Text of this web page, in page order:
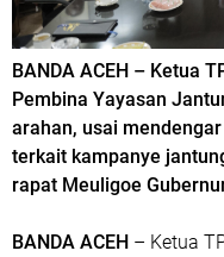
BANDA ACEH – Ketua
Pembina Yayasan
arahan, usai
terkait kampanye
rapat Meuligoe
BANDA ACEH – Ketua